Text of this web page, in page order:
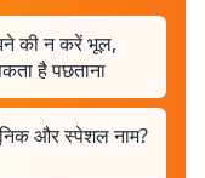
की न करें भूल,
है पछताना
और स्पेशल नाम?